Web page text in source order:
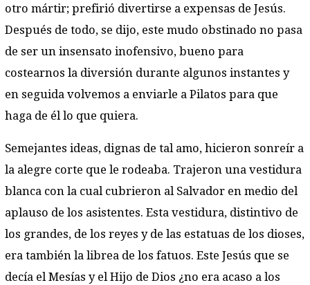
otro mártir; prefirió divertirse a expensas de Jesús.
Después de todo, se dijo, este mudo obstinado no pasa
de ser un insensato inofensivo, bueno para
costearnos la diversión durante algunos instantes y
en seguida volvemos a enviarle a Pilatos para que
haga de él lo que quiera.
Semejantes ideas, dignas de tal amo, hicieron sonreír a
la alegre corte que le rodeaba. Trajeron una vestidura
blanca con la cual cubrieron al Salvador en medio del
aplauso de los asistentes. Esta vestidura, distintivo de
los grandes, de los reyes y de las estatuas de los dioses,
era también la librea de los fatuos. Este Jesús que se
decía el Mesías y el Hijo de Dios ¿no era acaso a los